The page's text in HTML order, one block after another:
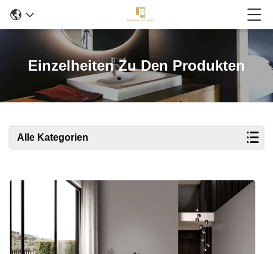
Einzelheiten Zu Den Produkten
Alle Kategorien